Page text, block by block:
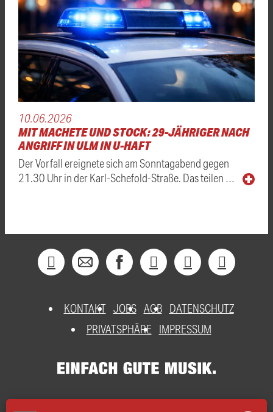
10.06.2026
MIT MACHETE UND STOCK: 29-JÄHRIGER NACH
ANGRIFF IN ULM IN U-HAFT
Der Vorfall ereignete sich am Sonntagabend gegen
21.30 Uhr in der Karl-Schefold-Straße. Das teilen …
KONTAKT JOBS AGB DATENSCHUTZ
PRIVATSPHÄRE
IMPRESSUM